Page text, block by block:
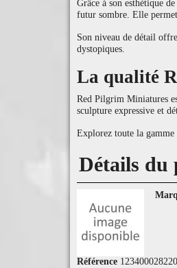
Grâce à son esthétique
futur sombre. Elle
Son niveau de détail
dystopiques.
La qualité
Red Pilgrim Miniatures
sculpture expressive et
Explorez toute la gamme
Détails du
Référence